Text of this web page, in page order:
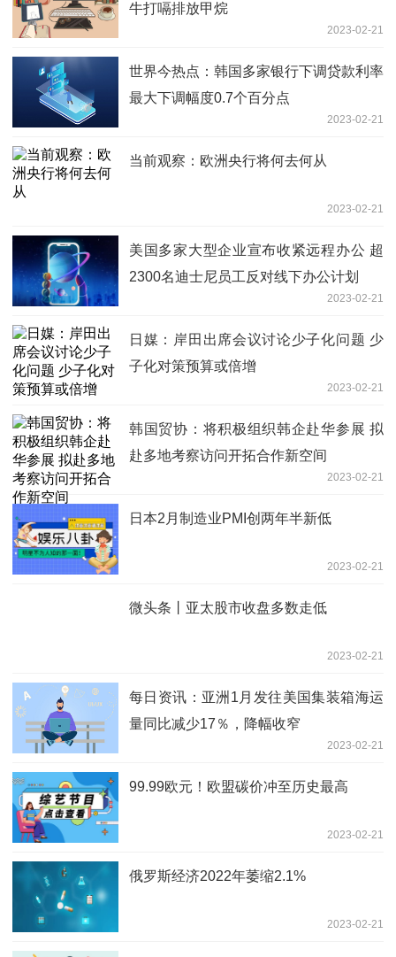
牛打嗝排放甲烷
2023-02-21
世界今热点：韩国多家银行下调贷款利率
最大下调幅度0.7个百分点
2023-02-21
当前观察：欧洲央行将何去何从
2023-02-21
美国多家大型企业宣布收紧远程办公 超
2300名迪士尼员工反对线下办公计划
2023-02-21
日媒：岸田出席会议讨论少子化问题 少
子化对策预算或倍增
2023-02-21
韩国贸协：将积极组织韩企赴华参展 拟
赴多地考察访问开拓合作新空间
2023-02-21
日本2月制造业PMI创两年半新低
2023-02-21
微头条丨亚太股市收盘多数走低
2023-02-21
每日资讯：亚洲1月发往美国集装箱海运
量同比减少17％，降幅收窄
2023-02-21
99.99欧元！欧盟碳价冲至历史最高
2023-02-21
俄罗斯经济2022年萎缩2.1%
2023-02-21